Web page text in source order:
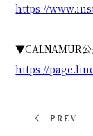
https://
▼CALNAMUR
https://
PREV